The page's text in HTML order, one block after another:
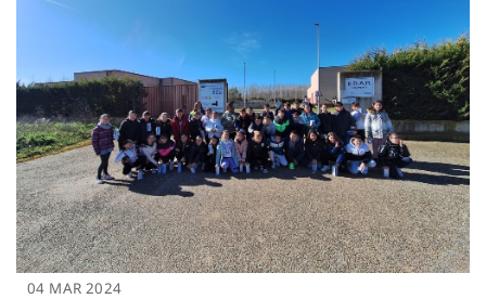
04 MAR 2024